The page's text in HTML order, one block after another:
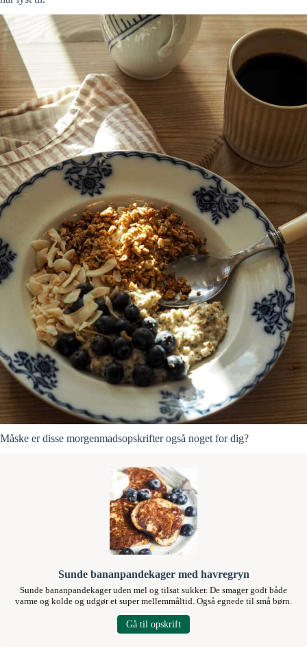
Måske er disse morgenmadsopskrifter også noget for dig?
Sunde bananpandekager med havregryn
Sunde bananpandekager uden mel og tilsat sukker. De smager godt både
varme og kolde og udgør et super mellemmåltid. Også egnede til små børn.
Gå til opskrift